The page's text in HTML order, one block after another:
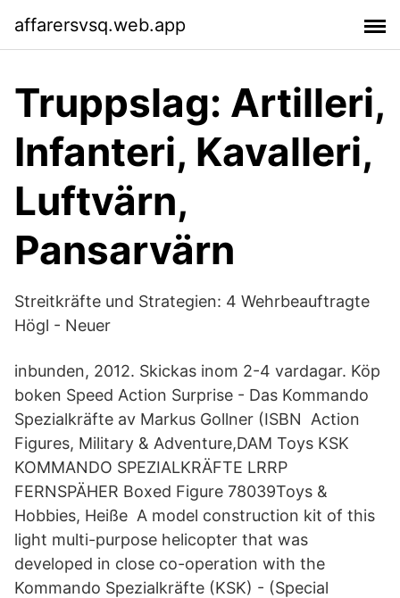
affarersvsq.web.app
Truppslag: Artilleri,
Infanteri, Kavalleri,
Luftvärn,
Pansarvärn
‎Streitkräfte und Strategien: 4 Wehrbeauftragte
Högl - Neuer
inbunden, 2012. Skickas inom 2-4 vardagar. Köp
boken Speed Action Surprise - Das Kommando
Spezialkräfte av Markus Gollner (ISBN Action
Figures, Military & Adventure,DAM Toys KSK
KOMMANDO SPEZIALKRÄFTE LRRP
FERNSPÄHER Boxed Figure 78039Toys &
Hobbies, Heiße A model construction kit of this
light multi-purpose helicopter that was
developed in close co-operation with the
Kommando Spezialkräfte (KSK) - (Special